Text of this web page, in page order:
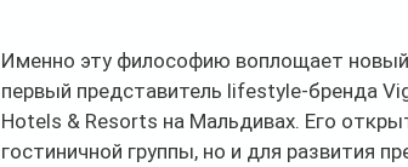
Именно эту философию воплощает новый
первый представитель lifestyle-бренда
Hotels & Resorts на Мальдивах. Его
гостиничной группы, но и для развития